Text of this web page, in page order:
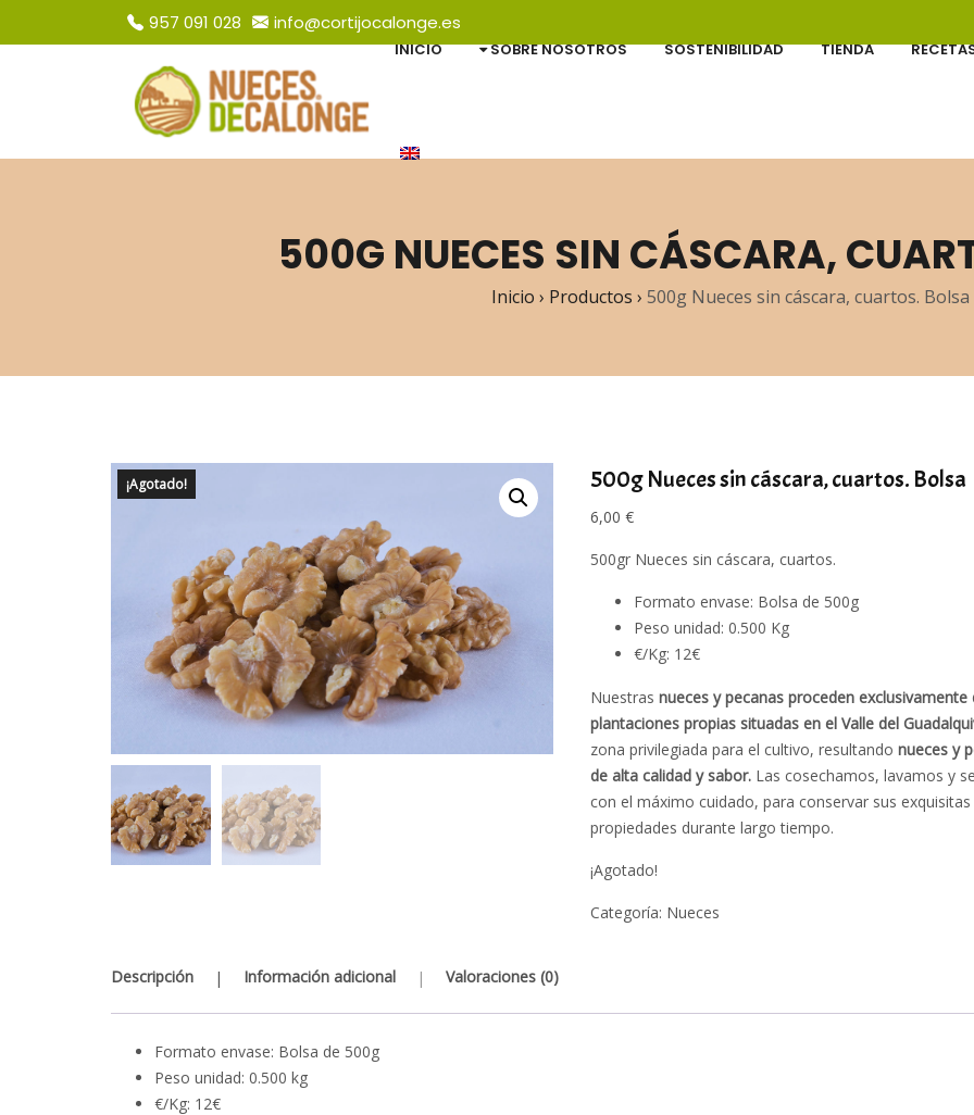
​957 091 028 info@cortijocalonge.es
INICIO SOBRE NOSOTROS SOSTENIBILIDAD TIENDA
500G NUECES SIN CÁSCARA,
Inicio › Productos › 500g Nueces sin cáscara, cuartos. Bolsa
¡Agotado! 500g Nueces sin cáscara, cuartos. Bolsa
6,00 €
500gr Nueces sin cáscara, cuartos.
Formato envase: Bolsa de 500g
Peso unidad: 0.500 Kg
€/Kg: 12€
Nuestras nueces y pecanas proceden exclusivamente
plantaciones propias situadas en el Valle del
zona privilegiada para el cultivo, resultando nueces y
de alta calidad y sabor.Las cosechamos, lavamos y
con el máximo cuidado, para conservar sus exquisitas
propiedades durante largo tiempo.
¡Agotado!
Categoría: Nueces
Descripción Información adicional Valoraciones (0)
Formato envase: Bolsa de 500g
Peso unidad: 0.500 kg
€/Kg: 12€